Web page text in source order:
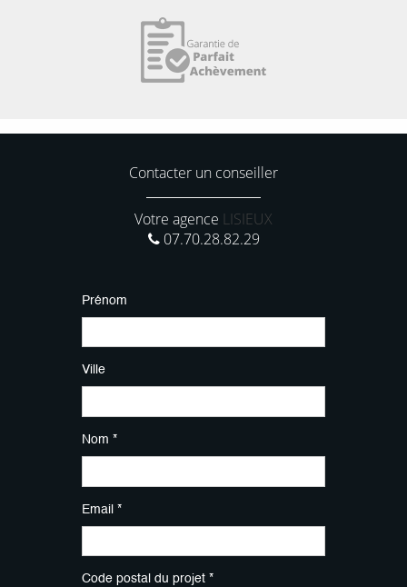
Contacter un conseiller
Votre agence LISIEUX
07.70.28.82.29
Prénom
Ville
Nom *
Email *
Code postal du projet *